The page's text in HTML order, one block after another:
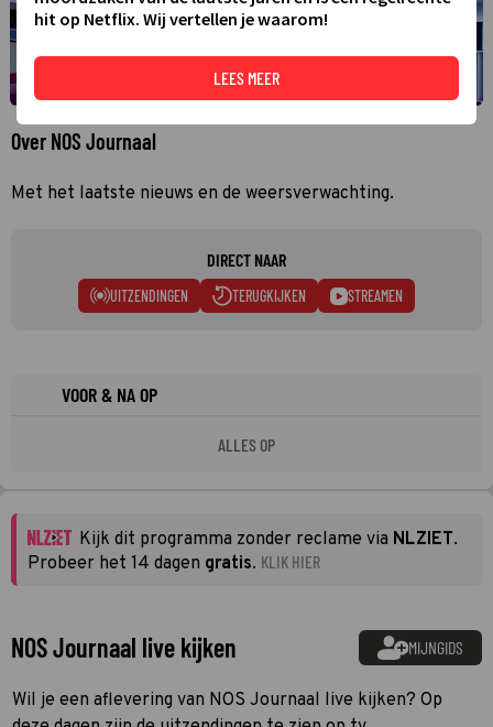
Over NOS Journaal
Met het laatste nieuws en de weersverwachting.
DIRECT NAAR
UITZENDINGEN TERUGKIJKEN STREAMEN
VOOR & NA OP
ALLES OP
Kijk dit programma zonder reclame via NLZIET.
Probeer het 14 dagen gratis. KLIK HIER
NOS Journaal live kijken MIJNGIDS
Wil je een aflevering van NOS Journaal live kijken? Op
hit op Netflix. Wij vertellen je waarom!
LEES MEER